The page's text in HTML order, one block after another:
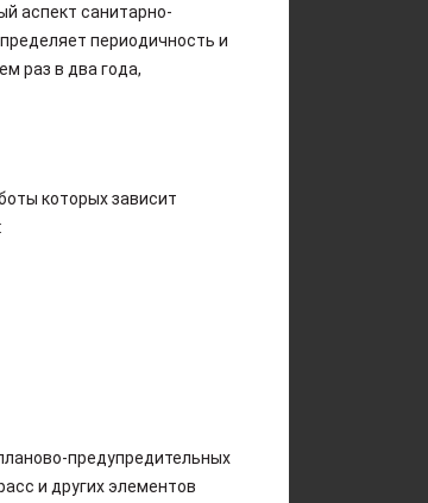
аспект санитарно-
периодичность и
раз в два года,
которых зависит
предупредительных
и других элементов